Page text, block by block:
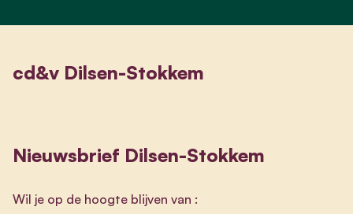
cd&v Dilsen-Stokkem
Nieuwsbrief Dilsen-Stokkem
Wil je op de hoogte blijven van :